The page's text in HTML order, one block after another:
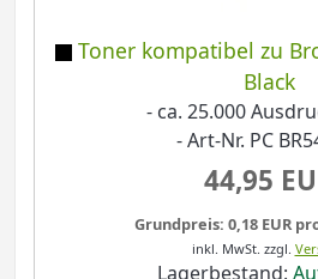
Toner kompatibel zu
Black
- ca. 25.000
- Art-Nr. PC
44,95
Grundpreis: 0,18 EUR
inkl. MwSt. zzgl.
Lagerbestand: